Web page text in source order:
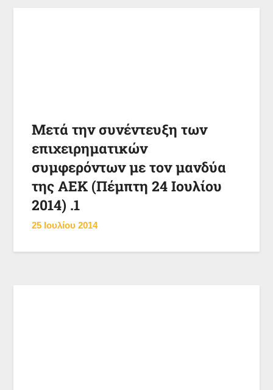
Μετά την συνέντευξη των
επιχειρηματικών
συμφερόντων με τον μανδύα
της ΑΕΚ (Πέμπτη 24 Ιουλίου
2014) .1
25 Ιουλίου 2014